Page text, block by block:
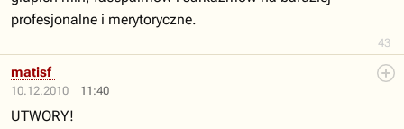
43
profesjonalne i merytoryczne.
10.12.2010 11:40
matisf
UTWORY!